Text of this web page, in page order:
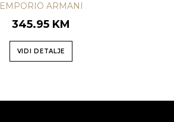
EMPORIO ARMANI
345.95 KM
VIDI DETALJE